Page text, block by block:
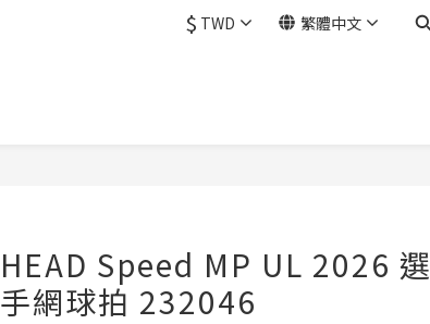
$ TWD 繁體中文
HEAD Speed MP UL 2026 選
手網球拍 232046